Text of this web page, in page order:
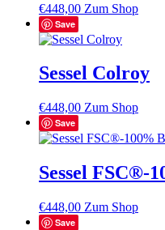
€448,00 Zum Shop
Save
Sessel Colroy
€448,00 Zum Shop
Save
Sessel FSC®-
€448,00 Zum Shop
Save